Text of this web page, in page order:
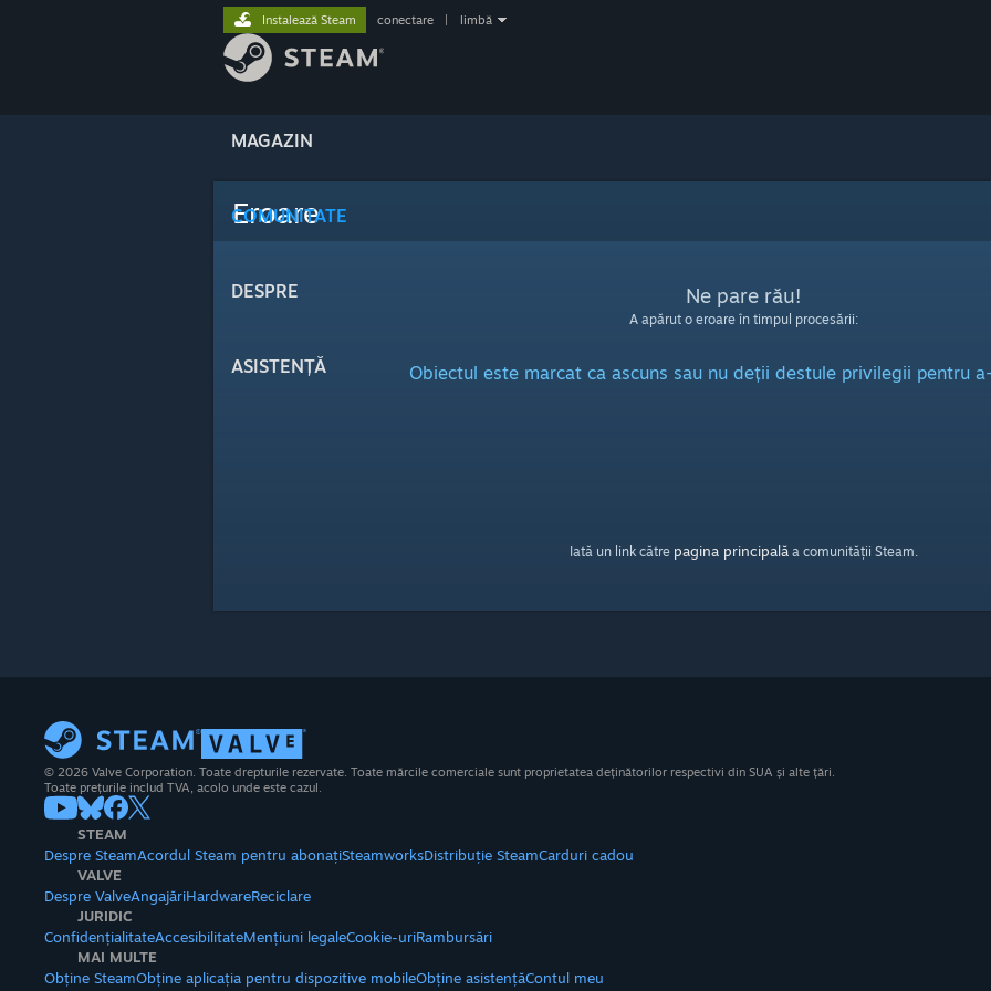
MAGAZIN
COMUNITATE
DESPRE
ASISTENȚĂ
Instalează Steam conectare limbă
Eroare
Ne pare rău!
A apărut o eroare în timpul procesării:
Obiectul este marcat ca ascuns sau nu deții destule privilegii pentru
Iată un link către pagina principalăa comunității Steam.
© 2026 Valve Corporation. Toate drepturile rezervate. Toate mărcile comerciale sunt proprietatea deținătorilor respectivi din SUA și alte țări.
Toate prețurile includ TVA, acolo unde este cazul.
STEAM
Despre SteamAcordul Steam pentru abonațiSteamworksDistribuție SteamCarduri cadou
VALVE
Despre ValveAngajăriHardwareReciclare
JURIDIC
ConfidențialitateAccesibilitateMențiuni legaleCookie-uriRambursări
MAI MULTE
Obține SteamObține aplicația pentru dispozitive mobileObține asistențăContul meu